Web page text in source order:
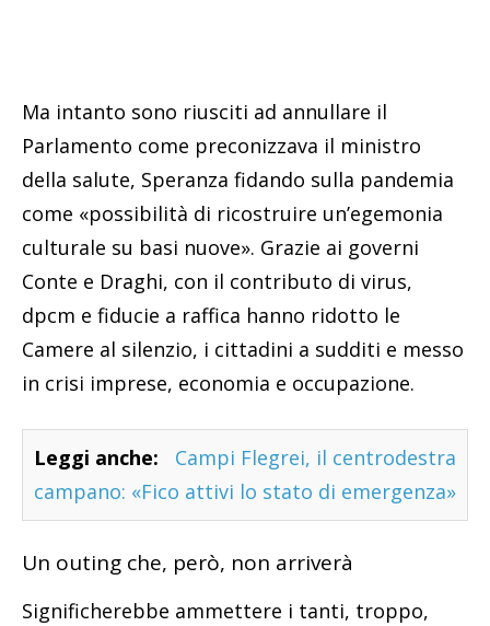
Ma intanto sono riusciti ad annullare il
Parlamento come preconizzava il ministro
della salute, Speranza fidando sulla pandemia
come «possibilità di ricostruire un’egemonia
culturale su basi nuove». Grazie ai governi
Conte e Draghi, con il contributo di virus,
dpcm e fiducie a raffica hanno ridotto le
Camere al silenzio, i cittadini a sudditi e messo
in crisi imprese, economia e occupazione.
Leggi anche:
Campi Flegrei, il centrodestra
campano: «Fico attivi lo stato di emergenza»
Un outing che, però, non arriverà
Significherebbe ammettere i tanti, troppo,